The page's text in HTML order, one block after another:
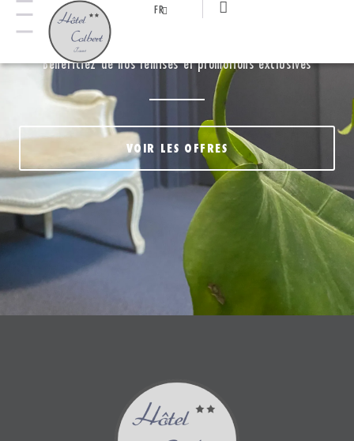
FR
Bénéficiez de nos remises et promotions exclusives
VOIR LES OFFRES